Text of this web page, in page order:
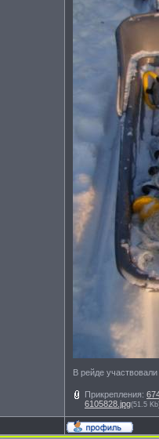
В рейде
Прикрепления:
6105828.jpg(51.5